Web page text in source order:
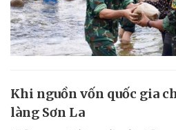
Khi nguồn vốn quốc gia
làng Sơn La